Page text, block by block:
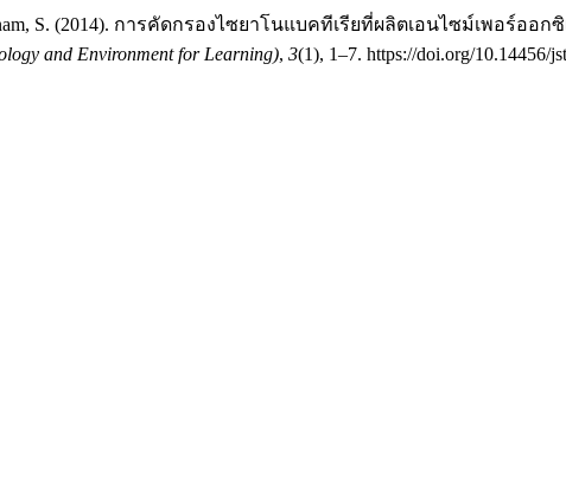
S. (2014). การคัดกรองไซยาโนแบคทีเรียที่ผลิตเอนไซม์เพอร์ออก
and Environment for Learning), 3(1), 1–7. https://doi.org/10.14456/